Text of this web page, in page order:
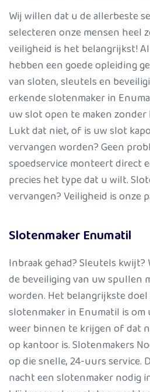
Wij willen dat u de allerbeste
selecteren onze mensen heel
veiligheid is het belangrijkst!
hebben een goede opleiding
van sloten, sleutels en
erkende slotenmaker in
uw slot open te maken zonder
Lukt dat niet, of is uw slot
vervangen worden? Geen
spoedservice monteert direct
precies het type dat u wilt.
vervangen? Veiligheid is onze
Slotenmaker Enumatil
Inbraak gehad? Sleutels kwijt?
de beveiliging van uw spullen
worden. Het belangrijkste doel
slotenmaker in Enumatil is om
weer binnen te krijgen of dat
op kantoor is. Slotenmakers
op die snelle, 24-uurs service.
nacht een slotenmaker nodig